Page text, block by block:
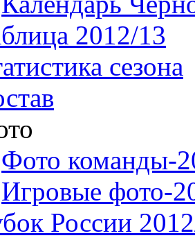
2012/13
сезона
Фото команды-
Игровые фото-
России